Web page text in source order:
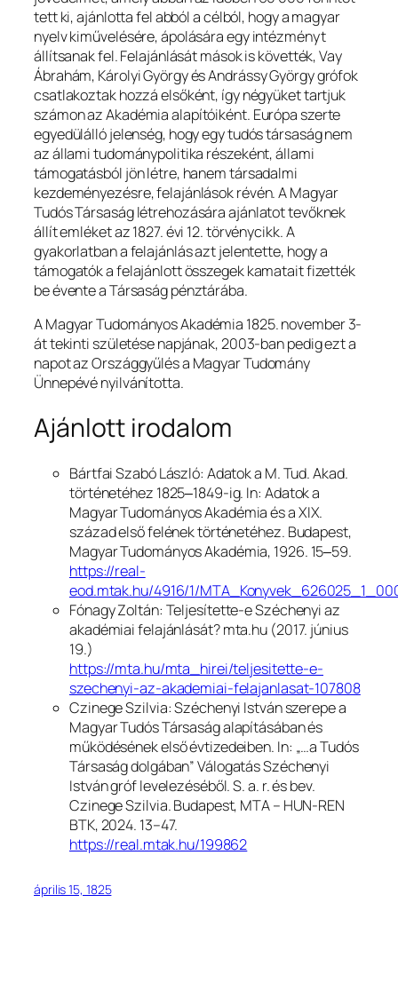
tett ki, ajánlotta fel abból a célból, hogy a magyar
nyelv kiművelésére, ápolására egy intézményt
állítsanak fel. Felajánlását mások is követték, Vay
Ábrahám, Károlyi György és Andrássy György grófok
csatlakoztak hozzá elsőként, így négyüket tartjuk
számon az Akadémia alapítóiként. Európa szerte
egyedülálló jelenség, hogy egy tudós társaság nem
az állami tudománypolitika részeként, állami
támogatásból jön létre, hanem társadalmi
kezdeményezésre, felajánlások révén. A Magyar
Tudós Társaság létrehozására ajánlatot tevőknek
állít emléket az 1827. évi 12. törvénycikk. A
gyakorlatban a felajánlás azt jelentette, hogy a
támogatók a felajánlott összegek kamatait fizették
be évente a Társaság pénztárába.
A Magyar Tudományos Akadémia 1825. november 3-
át tekinti születése napjának, 2003-ban pedig ezt a
napot az Országgyűlés a Magyar Tudomány
Ünnepévé nyilvánította.
Ajánlott irodalom
Bártfai Szabó László: Adatok a M. Tud. Akad.
történetéhez 1825‒1849-ig. In: Adatok a
Magyar Tudományos Akadémia és a XIX.
század első felének történetéhez. Budapest,
Magyar Tudományos Akadémia, 1926. 15‒59.
https://real-
eod.mtak.hu/4916/1/
Fónagy Zoltán: Teljesítette-e Széchenyi az
akadémiai felajánlását?mta.hu (2017. június
19.)
https://mta.hu/mta_hirei/teljesitette-e-
szechenyi-az-akademiai-felajanlasat-107808
Czinege Szilvia: Széchenyi István szerepe a
Magyar Tudós Társaság alapításában és
működésének első évtizedeiben. In: „…a Tudós
Társaság dolgában” Válogatás Széchenyi
István gróf levelezéséből.S. a. r. és bev.
Czinege Szilvia. Budapest, MTA – HUN-REN
BTK, 2024. 13–47.
https://real.mtak.hu/199862
április 15, 1825